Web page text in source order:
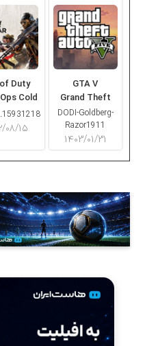
GTA V
Grand Theft
Auto V
DODI-Goldberg-
Razor1911
۱۴۰۳/۰۱/۳۱
Duty
Cold
۱۴۰۲/